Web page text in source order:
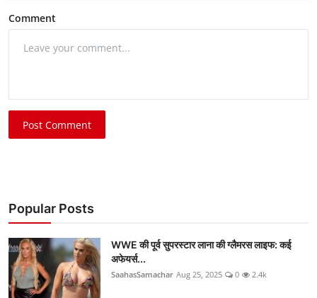
Comment
Post Comment
Popular Posts
WWE की पूर्व सुपरस्टार लाना की ग्लैमरस लाइफ: कई
अफेयर्स...
SaahasSamachar Aug 25, 2025 0 2.4k